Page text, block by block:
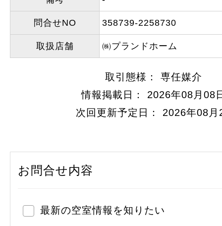
問合せNO 358739-2258730
取扱店舗 ㈱プランドホーム
取引態様： 専任媒介
情報掲載日： 2026年08月08
次回更新予定日： 2026年08月
お問合せ内容
最新の空室情報を知りたい